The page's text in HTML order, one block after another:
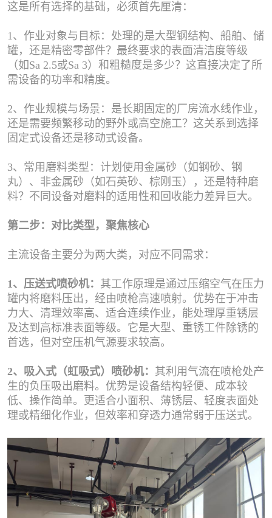
这是所有选择的基础，必须首先厘清：
1、作业对象与目标：处理的是大型钢结构、船舶、储
罐，还是精密零部件？最终要求的表面清洁度等级
（如Sa 2.5或Sa 3）和粗糙度是多少？这直接决定了所
需设备的功率和精度。
2、作业规模与场景：是长期固定的厂房流水线作业，
还是需要频繁移动的野外或高空施工？这关系到选择
固定式设备还是移动式设备。
3、常用磨料类型：计划使用金属砂（如钢砂、钢
丸）、非金属砂（如石英砂、棕刚玉），还是特种磨
料？不同设备对磨料的适用性和回收能力差异巨大。
第二步：对比类型，聚焦核心
主流设备主要分为两大类，对应不同需求：
1、压送式喷砂机： 其工作原理是通过压缩空气在压力
罐内将磨料压出，经由喷枪高速喷射。优势在于冲击
力大、清理效率高、适合连续作业，能处理厚重锈层
及达到高标准表面等级。它是大型、重锈工件除锈的
首选，但对空压机气源要求较高。
2、吸入式（虹吸式）喷砂机： 其利用气流在喷枪处产
生的负压吸出磨料。优势是设备结构轻便、成本较
低、操作简单。更适合小面积、薄锈层、轻度表面处
理或精细化作业，但效率和穿透力通常弱于压送式。